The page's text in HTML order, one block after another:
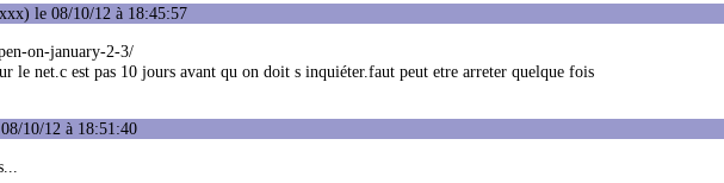
le 08/10/12 à 18:45:57
on-january-2-3/
net.c est pas 10 jours avant qu on doit s inquiéter.faut peut etre arreter quelque fois
10/12 à 18:51:40